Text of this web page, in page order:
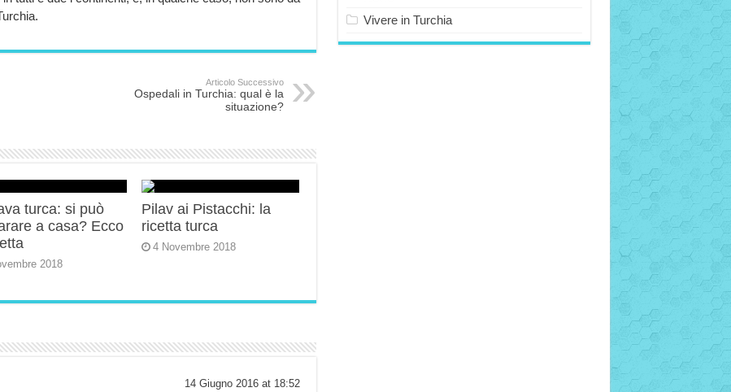
Articolo Successivo
Ospedali in Turchia: qual è la
situazione?
turca: si può
a casa? Ecco
2018
Pilav ai Pistacchi: la
ricetta turca
4 Novembre 2018
14 Giugno 2016 at 18:52
Vivere in Turchia